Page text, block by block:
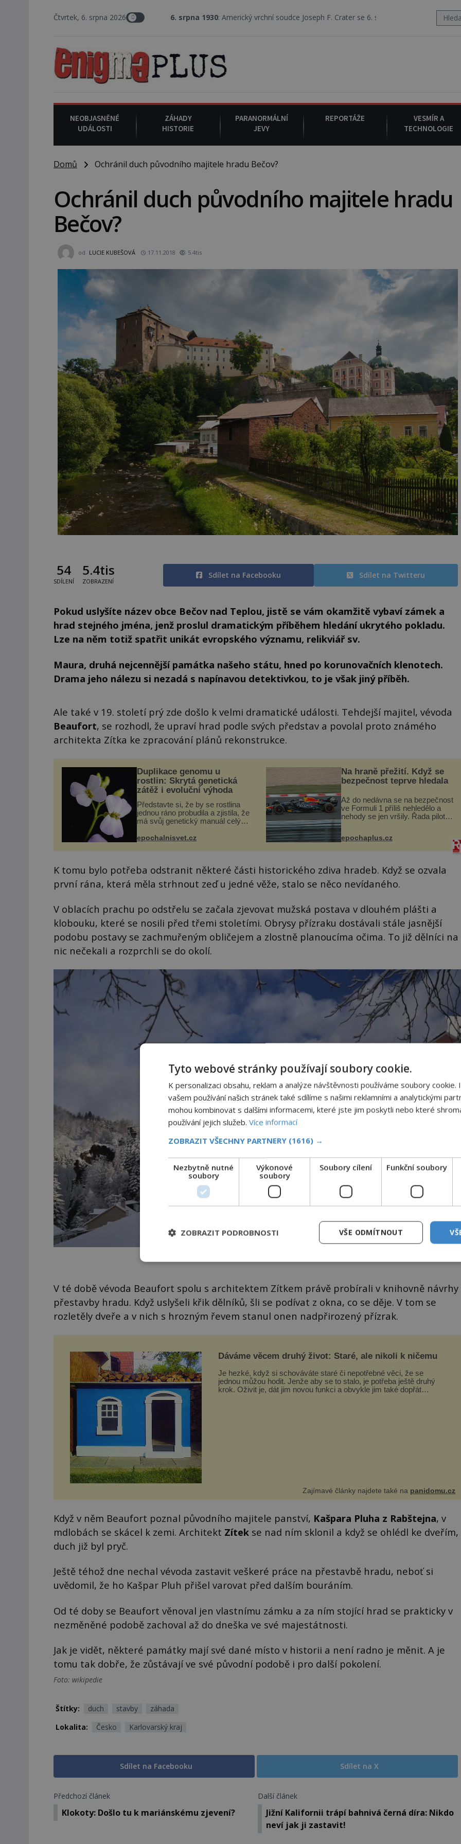
Čtvrtek, 6. srpna 20266. srpna 1930 : Americký vrchní soudce Joseph F. Crater se 6. srpna 1930 navečeří ve své oblíbené
NEOBJASNĚNÉ
UDÁLOSTI
ZÁHADY
HISTORIE
PARANORMÁLNÍ
JEVY
REPORTÁŽE
VESMÍR A
TECHNOLOGIE
Domů Ochránil duch původního majitele hradu Bečov?
Ochránil duch původního majitele hradu
Bečov?
od LUCIE KUBEŠOVÁ 17.11.2018 5.4tis
54
SDÍLENÍ
5.4tis
ZOBRAZENÍ
Sdílet na Facebooku Sdílet na Twitteru
Pokud uslyšíte název obce Bečov nad Teplou, jistě se vám okamžitě vybaví zámek a
hrad stejného jména, jenž proslul dramatickým příběhem hledání ukrytého pokladu.
Lze na něm totiž spatřit unikát evropského významu, relikviář sv.
Maura, druhá nejcennější památka našeho státu, hned po korunovačních klenotech.
Drama jeho nálezu si nezadá s napínavou detektivkou, to je však jiný příběh.
Ale také v 19. století prý zde došlo k velmi dramatické události. Tehdejší majitel, vévoda
Beaufort, se rozhodl, že upraví hrad podle svých představ a povolal proto známého
architekta Zítka ke zpracování plánů rekonstrukce.
Duplikace genomu u
rostlin: Skrytá genetická
zátěž i evoluční výhoda
Představte si, že by se rostlina
jednou ráno probudila a zjistila, že
má svůj genetický manuál celý
přírodě stane – a podle nového
vstupenka...
epochalnisvet.cz
Na hraně přežití. Když se
bezpečnost teprve hledala
Až do nedávna se na bezpečnost
ve Formuli 1 příliš nehledělo a
nehody se jen vršily. Řada pilotů
i ztrátou života. Dnes
nepochopiteln...
epochaplus.cz
K tomu bylo potřeba odstranit některé části historického zdiva hradeb. Když se ozvala
první rána, která měla strhnout zeď u jedné věže, stalo se něco nevídaného.
V oblacích prachu po odstřelu se začala zjevovat mužská postava v dlouhém plášti a
klobouku, které se nosili před třemi stoletími. Obrysy přízraku dostávali stále jasnější
podobu postavy se zachmuřeným obličejem a zlostně planoucíma očima. To již dělníci na
nic nečekali a rozprchli se do okolí.
V té době vévoda Beaufort spolu s architektem Zítkem právě probírali v knihovně návrhy
přestavby hradu. Když uslyšeli křik dělníků, šli se podívat z okna, co se děje. V tom se
rozletěly dveře a v nich s hrozným řevem stanul onen nadpřirozený přízrak.
Dáváme věcem druhý život: Staré, ale nikoli k ničemu
Je hezké, když si schováváte staré či nepotřebné věci, že se
jednou můžou hodit. Jenže aby se to stalo, je potřeba ještě druhý
krok. Oživit je, dát jim novou funkci a obvykle jim také dopřát
Zajímavé články najdete také na panidomu.cz
Když v něm Beaufort poznal původního majitele panství, Kašpara Pluha z Rabštejna, v
mdlobách se skácel k zemi. Architekt Zítek se nad ním sklonil a když se ohlédl ke dveřím,
duch již byl pryč.
Ještě téhož dne nechal vévoda zastavit veškeré práce na přestavbě hradu, neboť si
uvědomil, že ho Kašpar Pluh přišel varovat před dalším bouráním.
Od té doby se Beaufort věnoval jen vlastnímu zámku a za ním stojící hrad se prakticky v
nezměněné podobě zachoval až do dneška ve své majestátnosti.
Jak je vidět, některé památky mají své dané místo v historii a není radno je měnit. A je
tomu tak dobře, že zůstávají ve své původní podobě i pro další pokolení.
Foto: wikipedie
Štítky: duch stavby
záhada
Lokalita:
Česko Karlovarský kraj
Sdílet na Facebooku Sdílet na X
Předchozí článek
Klokoty: Došlo tu k mariánskému zjevení?
Další článek
Jižní Kalifornii trápí bahnivá černá díra: Nikdo
neví jak ji zastavit!
Tyto webové stránky používají soubory cookie.
K personalizaci obsahu, reklam a analýze návštěvnosti používáme soubory cookie.
vašem používání našich stránek také sdílíme s našimi reklamními a analytickými
mohou kombinovat s dalšími informacemi, které jste jim poskytli nebo které
používání jejich služeb. Více informací
ZOBRAZIT VŠECHNY PARTNERY (1616) →
Nezbytně nutné
soubory
Výkonové
soubory
Soubory cílení Funkční soubory
VŠE ODMÍTNOUT
ZOBRAZIT PODROBNOSTI